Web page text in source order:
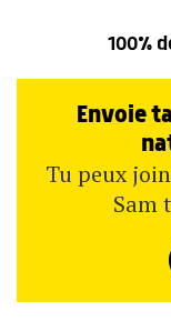
100%
Envoie
Tu peux
Sam